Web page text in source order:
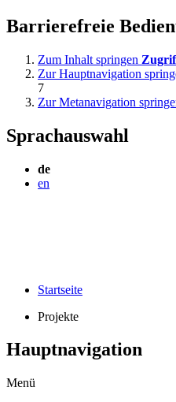
Barrierefreie
Zum Inhalt springen
Zur Hauptnavigation
7
Zur Metanavigation
Sprachauswahl
de
en
Startseite
Projekte
Hauptnavigation
Menü